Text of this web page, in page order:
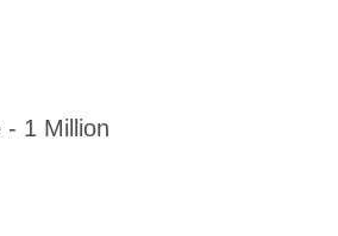
- 1 Million